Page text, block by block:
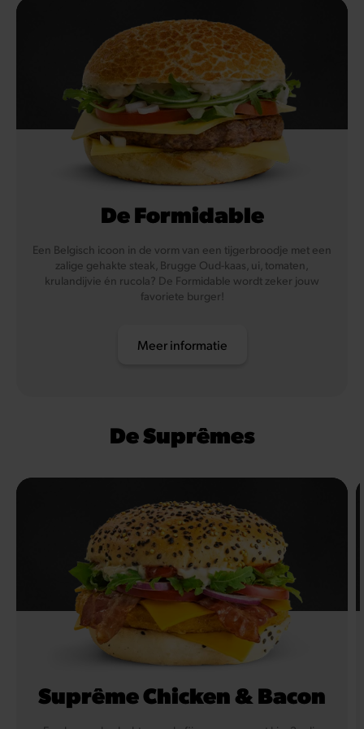
De Formidable
Een Belgisch icoon in de vorm van een tijgerbroodje met een
zalige gehakte steak, Brugge Oud-kaas, ui, tomaten,
krulandijvie én rucola? De Formidable wordt zeker jouw
favoriete burger!
Meer informatie
De Suprêmes
Suprême Chicken & Bacon